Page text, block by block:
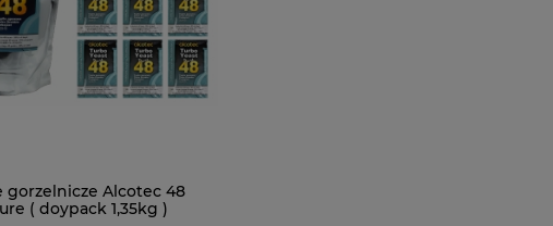
gorzelnicze Alcotec 48
( doypack 1,35kg )